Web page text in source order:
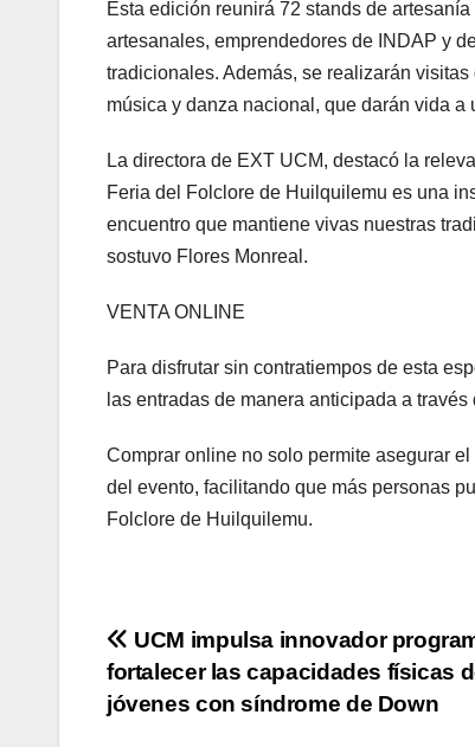
Esta edición reunirá 72 stands de
artesanales, emprendedores de INDAP y
tradicionales. Además, se realizarán
música y danza nacional, que darán vida
La directora de EXT UCM, destacó la
Feria del Folclore de Huilquilemu es una
encuentro que mantiene vivas nuestras
sostuvo Flores Monreal.
VENTA ONLINE
Para disfrutar sin contratiempos de esta
las entradas de manera anticipada a
Comprar online no solo permite asegurar
del evento, facilitando que más personas
Folclore de Huilquilemu.
Navegación
de
UCM impulsa innovador
fortalecer las capacidades físicas
jóvenes con síndrome de Down